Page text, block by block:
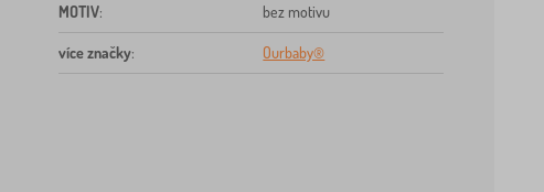
MOTIV: bez motivu
více značky: Ourbaby®